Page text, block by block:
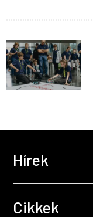
Hírek
Cikkek